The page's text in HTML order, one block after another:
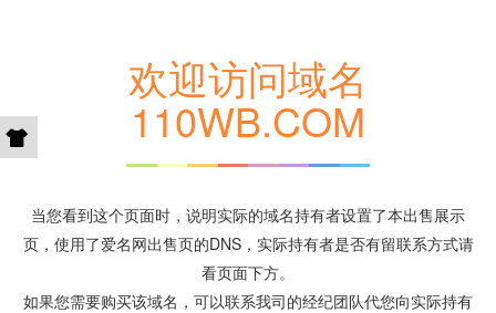
欢迎访问域名
110WB.COM
当您看到这个页面时，说明实际的域名持有者设置了本出售展示
页，使用了爱名网出售页的DNS，实际持有者是否有留联系方式请
看页面下方。
如果您需要购买该域名，可以联系我司的经纪团队代您向实际持有